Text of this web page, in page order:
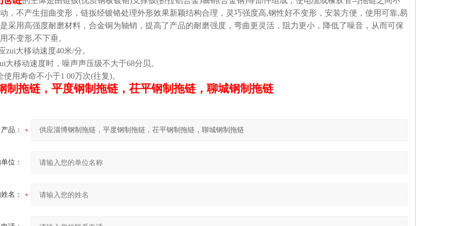
，不产生扭曲变形，链扳经镀铬处理外形效果新颖结构合理，灵巧强度高,钢性好不变形，安装方便，使用可靠,易
采用高强度耐磨材料，合金铜为轴销，提高了产品的耐磨强度，弯曲更灵活，阻力更小，降低了噪音，从而可保
不变形,不下垂。
zui大移动速度40米/分。
大移动速度时，噪声声压级不大于68分贝。
使用寿命不小于1 00万次(往复)。
制拖链，平度钢制拖链，茌平钢制拖链，聊城钢制拖链
产品：
位：
名：